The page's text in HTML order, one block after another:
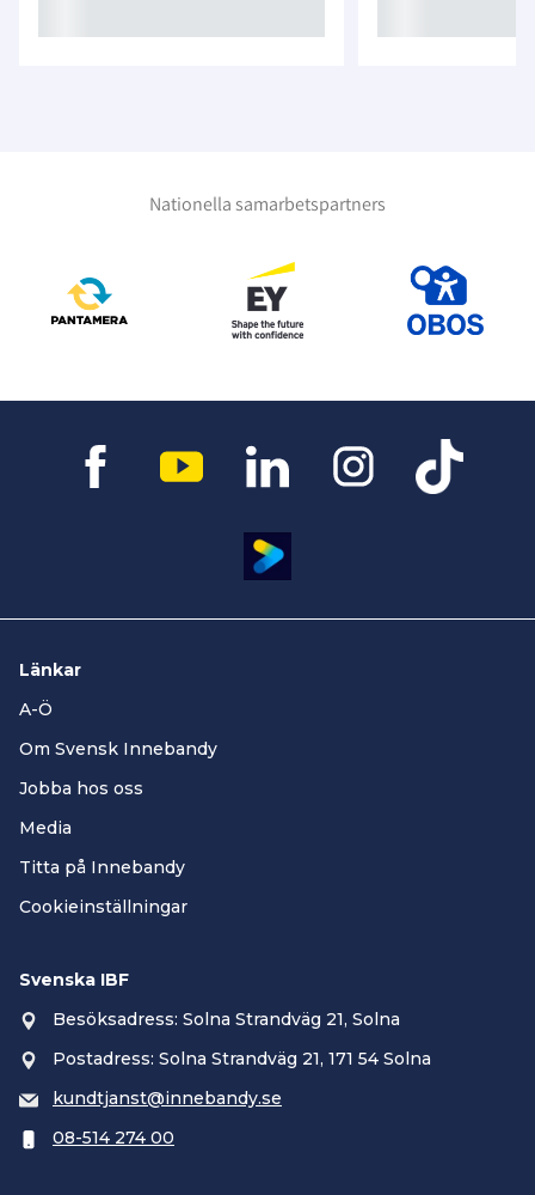
Nationella samarbetspartners
Länkar
A-Ö
Om Svensk Innebandy
Jobba hos oss
Media
Titta på Innebandy
Cookieinställningar
Svenska IBF
Besöksadress: Solna Strandväg 21, Solna
Postadress: Solna Strandväg 21, 171 54 Solna
kundtjanst@innebandy.se
08-514 274 00